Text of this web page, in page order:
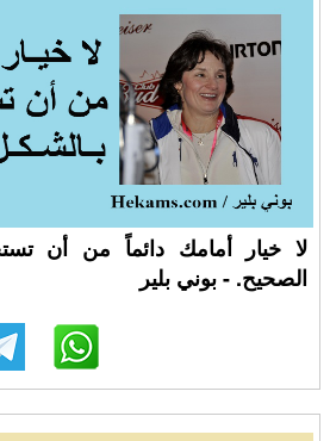
لا خيار أمامك دائماً من أن
الصحيح. - بوني بلير